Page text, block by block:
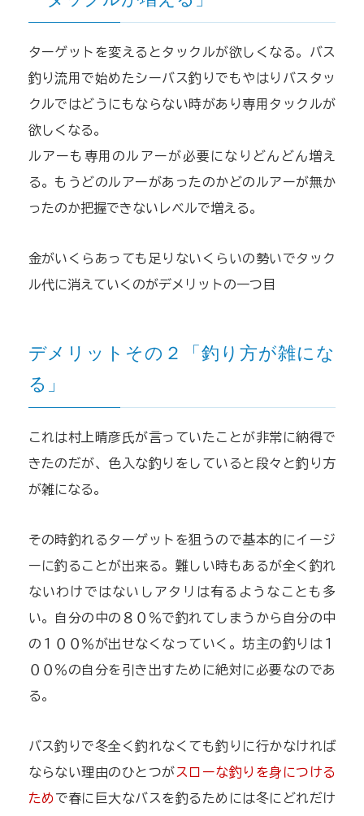
ターゲットを変えるとタックルが欲しくなる。バス
釣り流用で始めたシーバス釣りでもやはりバスタッ
クルではどうにもならない時があり専用タックルが
欲しくなる。
ルアーも専用のルアーが必要になりどんどん増え
る。もうどのルアーがあったのかどのルアーが無か
ったのか把握できないレベルで増える。
金がいくらあっても足りないくらいの勢いでタック
ル代に消えていくのがデメリットの一つ目
デメリットその２「釣り方が雑にな
る」
これは村上晴彦氏が言っていたことが非常に納得で
きたのだが、色入な釣りをしていると段々と釣り方
が雑になる。
その時釣れるターゲットを狙うので基本的にイージ
ーに釣ることが出来る。難しい時もあるが全く釣れ
ないわけではないしアタリは有るようなことも多
い。自分の中の８０％で釣れてしまうから自分の中
の１００％が出せなくなっていく。坊主の釣りは１
００％の自分を引き出すために絶対に必要なのであ
る。
バス釣りで冬全く釣れなくても釣りに行かなければ
ならない理由のひとつがスローな釣りを身につける
ためで春に巨大なバスを釣るためには冬にどれだけ